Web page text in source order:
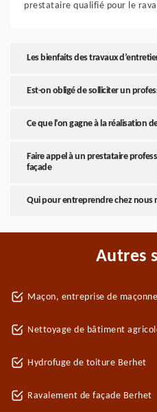
prestataire qualifié pour le
Les bienfaits des travaux
Est-on obligé de solliciter un
Ce que l’on gagne à la réalisation
Faire appel à un prestataire
façade
Qui pour entreprendre chez nous
Autres
Maçon, entreprise de
Nettoyage de bâtiment
Hydrofuge de toiture Berhet
Ravalement de façade Berhet